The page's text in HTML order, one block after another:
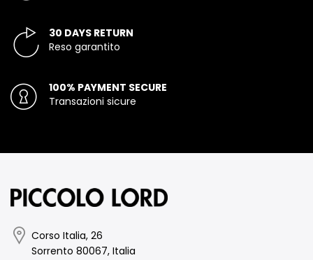
30 DAYS RETURN
Reso garantito
100% PAYMENT SECURE
Transazioni sicure
Corso Italia, 26
Sorrento 80067, Italia